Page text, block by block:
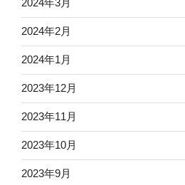
2024年3月
2024年2月
2024年1月
2023年12月
2023年11月
2023年10月
2023年9月